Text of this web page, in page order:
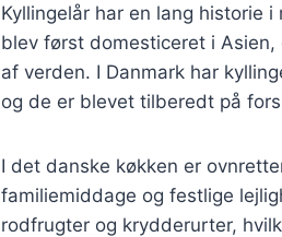
Kyllingelår har en lang historie
blev først domesticeret i
af verden. I Danmark har
og de er blevet tilberedt på
I det danske køkken er
familiemiddage og festlige
rodfrugter og krydderurter,